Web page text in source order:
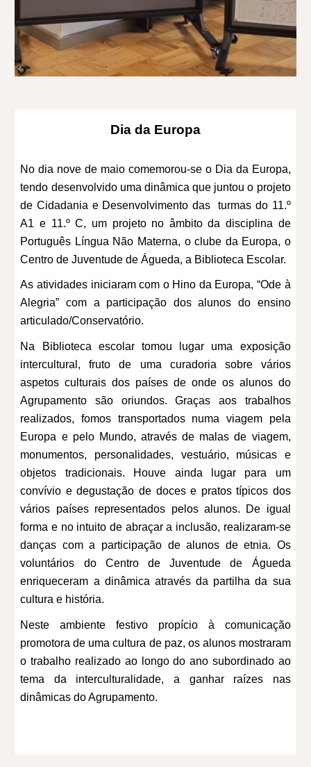
Dia da Europa
No dia nove de maio comemorou-se o Dia da Europa,
tendo desenvolvido uma dinâmica que juntou o projeto
de Cidadania e Desenvolvimento das turmas do 11.º
A1 e 11.º C, um projeto no âmbito da disciplina de
Português Língua Não Materna, o clube da Europa, o
Centro de Juventude de Águeda, a Biblioteca Escolar.
As atividades iniciaram com o Hino da Europa, “Ode à
Alegria” com a participação dos alunos do ensino
articulado/Conservatório.
Na Biblioteca escolar tomou lugar uma exposição
intercultural, fruto de uma curadoria sobre vários
aspetos culturais dos países de onde os alunos do
Agrupamento são oriundos. Graças aos trabalhos
realizados, fomos transportados numa viagem pela
Europa e pelo Mundo, através de malas de viagem,
monumentos, personalidades, vestuário, músicas e
objetos tradicionais. Houve ainda lugar para um
convívio e degustação de doces e pratos típicos dos
vários países representados pelos alunos. De igual
forma e no intuito de abraçar a inclusão, realizaram-se
danças com a participação de alunos de etnia. Os
voluntários do Centro de Juventude de Águeda
enriqueceram a dinâmica através da partilha da sua
cultura e história.
Neste ambiente festivo propício à comunicação
promotora de uma cultura de paz, os alunos mostraram
o trabalho realizado ao longo do ano subordinado ao
tema da interculturalidade, a ganhar raízes nas
dinâmicas do Agrupamento.